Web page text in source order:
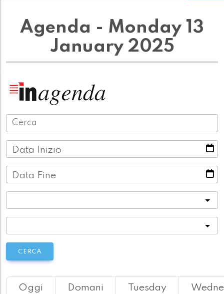
Agenda - Monday 13
January 2025
Data Inizio
Data Fine
CERCA
Oggi Domani
Tuesday